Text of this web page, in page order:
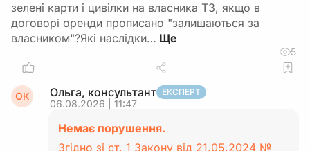
зелені карти і цивілки на власника ТЗ, якщо в
договорі оренди прописано "залишаються за
власником"?Які наслідки…
5
ОК Ольга, консультант ЕКСПЕРТ
06.08.2026 | 11:47
Немає порушення.
Згідно зі ст. 1 Закону від 21.05.2024 №